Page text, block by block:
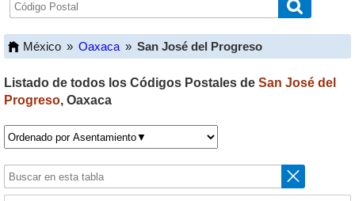
México » Oaxaca » San José del Progreso
Listado de todos los Códigos Postales de San José del
Progreso, Oaxaca